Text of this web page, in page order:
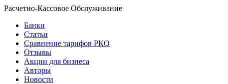
Расчетно-Кассовое Обслуживание
Банки
Статьи
Сравнение тарифов РКО
Отзывы
Акции для бизнеса
Авторы
Новости